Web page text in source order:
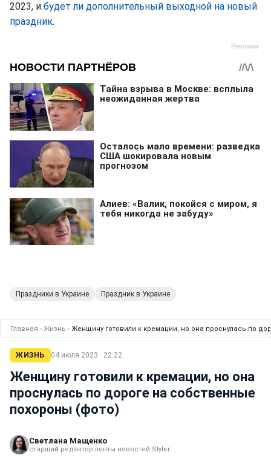
2023, и будет ли дополнительный выходной на новый
праздник.
Праздники в Украине Праздник в Украине
Главная › Жизнь › Женщину готовили к кремации, но она проснулась по
ЖИЗНЬ 04 июля 2023 · 22:22
Женщину готовили к кремации, но она
проснулась по дороге на собственные
похороны (фото)
Светлана Мащенко
старший редактор ленты новостей Styler